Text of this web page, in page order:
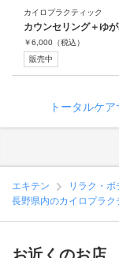
カイロプラクティック
カウンセリング＋ゆ
￥6,000 （税込）
販売中
トータルケ
エキテン リラク・ボ
長野県内のカイロプラク